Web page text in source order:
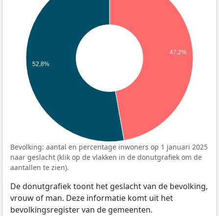
47,2%
52,8%
Bevolking: aantal en percentage inwoners op 1 januari 2025
naar geslacht (klik op de vlakken in de donutgrafiek om de
aantallen te zien).
De donutgrafiek toont het geslacht van de bevolking,
vrouw of man. Deze informatie komt uit het
bevolkingsregister van de gemeenten.